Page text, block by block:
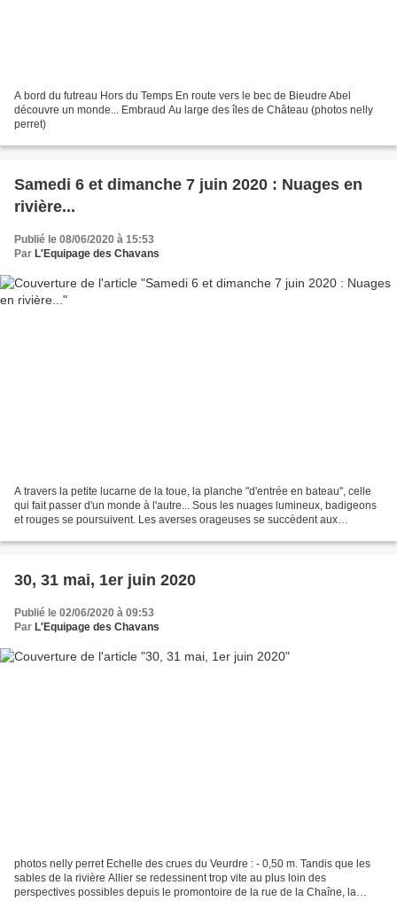
A bord du futreau Hors du Temps En route vers le bec de Bieudre Abel
découvre un monde... Embraud Au large des îles de Château (photos nelly
perret)
Samedi 6 et dimanche 7 juin 2020 : Nuages en
rivière...
Publié le 08/06/2020 à 15:53
Par L'Equipage des Chavans
A travers la petite lucarne de la toue, la planche "d'entrée en bateau", celle
qui fait passer d'un monde à l'autre... Sous les nuages lumineux, badigeons
et rouges se poursuivent. Les averses orageuses se succèdent aux
30, 31 mai, 1er juin 2020
Publié le 02/06/2020 à 09:53
Par L'Equipage des Chavans
photos nelly perret Echelle des crues du Veurdre : - 0,50 m. Tandis que les
sables de la rivière Allier se redessinent trop vite au plus loin des
perspectives possibles depuis le promontoire de la rue de la Chaîne, la